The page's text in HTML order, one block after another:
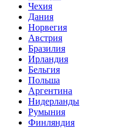
Чехия
Дания
Норвегия
Австрия
Бразилия
Ирландия
Бельгия
Польша
Аргентина
Нидерланды
Румыния
Финляндия